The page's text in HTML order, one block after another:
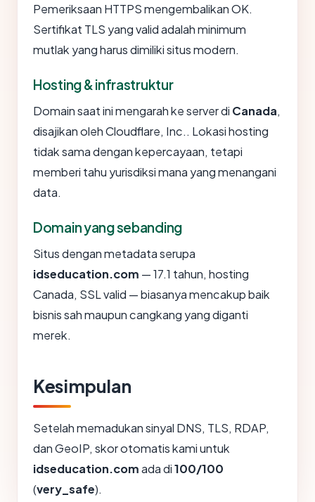
Pemeriksaan HTTPS mengembalikan OK.
Sertifikat TLS yang valid adalah minimum
mutlak yang harus dimiliki situs modern.
Hosting & infrastruktur
Domain saat ini mengarah ke server di Canada,
disajikan oleh Cloudflare, Inc.. Lokasi hosting
tidak sama dengan kepercayaan, tetapi
memberi tahu yurisdiksi mana yang menangani
data.
Domain yang sebanding
Situs dengan metadata serupa
idseducation.com — 17.1 tahun, hosting
Canada, SSL valid — biasanya mencakup baik
bisnis sah maupun cangkang yang diganti
merek.
Kesimpulan
Setelah memadukan sinyal DNS, TLS, RDAP,
dan GeoIP, skor otomatis kami untuk
idseducation.comada di100/100
(very_safe).